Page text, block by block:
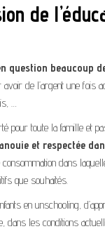
de
question beaucoup
avoir de l’argent une
…
pour toute la famille et
et respectée
dans
que souhaités.
en unschooling,
dans les conditions